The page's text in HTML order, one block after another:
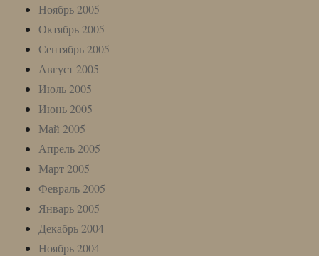
Ноябрь 2005
Октябрь 2005
Сентябрь 2005
Август 2005
Июль 2005
Июнь 2005
Май 2005
Апрель 2005
Март 2005
Февраль 2005
Январь 2005
Декабрь 2004
Ноябрь 2004